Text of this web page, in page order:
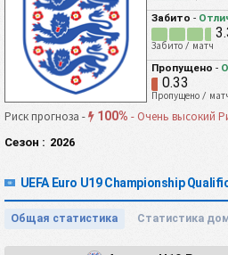
Забито -
Забито / матч
Пропущено -
0.33
Пропущено /
Риск прогноза - 100% - Очень высокий
Сезон : 2026
UEFA Euro U19 Championship
Общая статистика Статистика